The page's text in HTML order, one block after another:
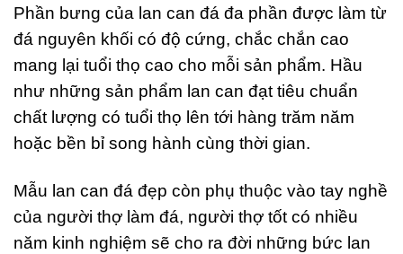
Phần bưng của lan can đá đa phần được làm từ
đá nguyên khối có độ cứng, chắc chắn cao
mang lại tuổi thọ cao cho mỗi sản phẩm. Hầu
như những sản phẩm lan can đạt tiêu chuẩn
chất lượng có tuổi thọ lên tới hàng trăm năm
hoặc bền bỉ song hành cùng thời gian.
Mẫu lan can đá đẹp còn phụ thuộc vào tay nghề
của người thợ làm đá, người thợ tốt có nhiều
năm kinh nghiệm sẽ cho ra đời những bức lan